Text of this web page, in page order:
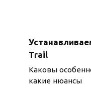
Trail
Каковы
какие нюансы